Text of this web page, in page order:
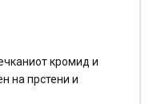
кромид и
на прстени и